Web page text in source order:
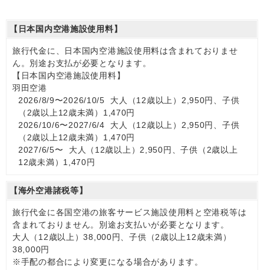
【日本国内空港施設使用料】
旅行代金に、日本国内空港施設使用料は含まれておりませ
ん。別途お支払が必要となります。
【日本国内空港施設使用料】
羽田空港
2026/8/9〜2026/10/5 大人（12歳以上）2,950円、子供
（2歳以上12歳未満）1,470円
2026/10/6〜2027/6/4 大人（12歳以上）2,950円、子供
（2歳以上12歳未満）1,470円
2027/6/5〜 大人（12歳以上）2,950円、子供（2歳以上
12歳未満）1,470円
【海外空港諸税等】
旅行代金に各国空港の旅客サービス施設使用料と空港税等は
含まれておりません。別途お支払いが必要となります。
大人（12歳以上）38,000円、子供（2歳以上12歳未満）
38,000円
※手配の都合により変更になる場合があります。